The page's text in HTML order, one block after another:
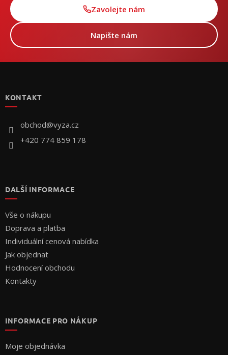
Zavolejte nám
Napište nám
KONTAKT
obchod@vyza.cz
+420 774 859 178
DALŠÍ INFORMACE
Vše o nákupu
Doprava a platba
Individuální cenová nabídka
Jak objednat
Hodnocení obchodu
Kontakty
INFORMACE PRO NÁKUP
Moje objednávka